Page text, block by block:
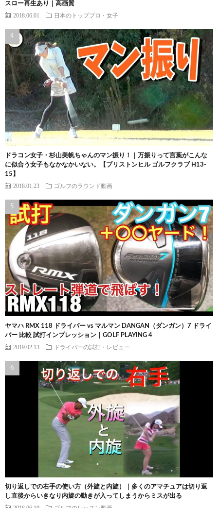
スロー再生あり｜高画質
2018.06.01 日本のトッププロ・女子
ドラコン女子・杉山美帆ちゃんのマン振り！｜万振りって言葉がこんな
に似合う女子もなかなかいない。【ブリストンヒル ゴルフクラブ H13-
15】
2018.01.23 ゴルフのラウンド動画
ヤマハ RMX 118 ドライバー vs マルマン DANGAN（ダンガン）7 ドライ
バー 比較 試打インプレッション｜GOLF PLAYING 4
2019.02.13 ドライバーの試打・レビュー
切り返しでの右手の使い方（外旋と内旋）｜多くのアマチュアは切り返
し直後からいきなり内旋の動きが入ってしまうからミスが出る